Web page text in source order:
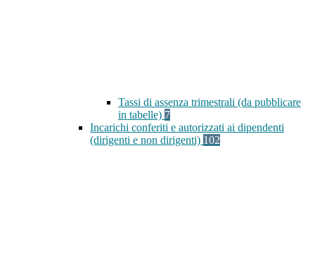
Tassi di assenza trimestrali (da pubblicare
in tabelle) 7
Incarichi conferiti e autorizzati ai dipendenti
(dirigenti e non dirigenti) 102